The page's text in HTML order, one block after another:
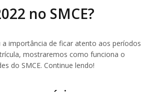
no SMCE?
a importância de ficar atento aos períodos
mostraremos como funciona o
do SMCE. Continue lendo!